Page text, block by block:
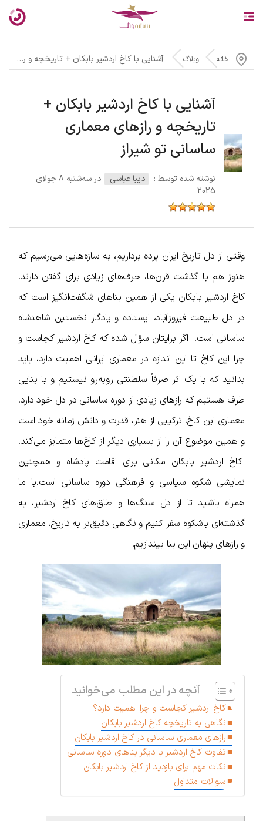
خانه وبلاگ آشنایی با کاخ اردشیر بابکان + تاریخچه و رازهای معماری ساسانی تو شیراز
آشنایی با کاخ اردشیر بابکان +
تاریخچه و رازهای معماری
ساسانی تو شیراز
نوشته شده توسط : دیبا عباسی
در سه‌شنبه 8 جولای
2025
وقتی از دل تاریخ ایران پرده برداریم، به سازه‌هایی می‌رسیم که
هنوز هم با گذشت قرن‌ها، حرف‌های زیادی برای گفتن دارند.
کاخ اردشیر بابکان یکی از همین بناهای شگفت‌انگیز است که
در دل طبیعت فیروزآباد، ایستاده و یادگار نخستین شاهنشاه
ساسانی است. اگر برایتان سؤال شده که کاخ اردشیر کجاست و
چرا این کاخ تا این اندازه در معماری ایرانی اهمیت دارد، باید
بدانید که با یک اثر صرفاً سلطنتی روبه‌رو نیستیم و با بنایی
طرف هستیم که رازهای زیادی از دوره ساسانی در دل خود دارد.
معماری این کاخ، ترکیبی از هنر، قدرت و دانش زمانه خود است
و همین موضوع آن را از بسیاری دیگر از کاخ‌ها متمایز می‌کند.
کاخ اردشیر بابکان مکانی برای اقامت پادشاه و همچنین
نمایشی شکوه سیاسی و فرهنگی دوره ساسانی است.با ما
همراه باشید تا از دل سنگ‌ها و طاق‌های کاخ اردشیر، به
گذشته‌ای باشکوه سفر کنیم و نگاهی دقیق‌تر به تاریخ، معماری
و رازهای پنهان این بنا بیندازیم.
آنچه در این مطلب می‌خوانید
کاخ اردشیر کجاست و چرا اهمیت دارد؟
نگاهی به تاریخچه کاخ اردشیر بابکان
رازهای معماری ساسانی در کاخ اردشیر بابکان
تفاوت کاخ اردشیر با دیگر بناهای دوره ساسانی
نکات مهم برای بازدید از کاخ اردشیر بابکان
سوالات متداول